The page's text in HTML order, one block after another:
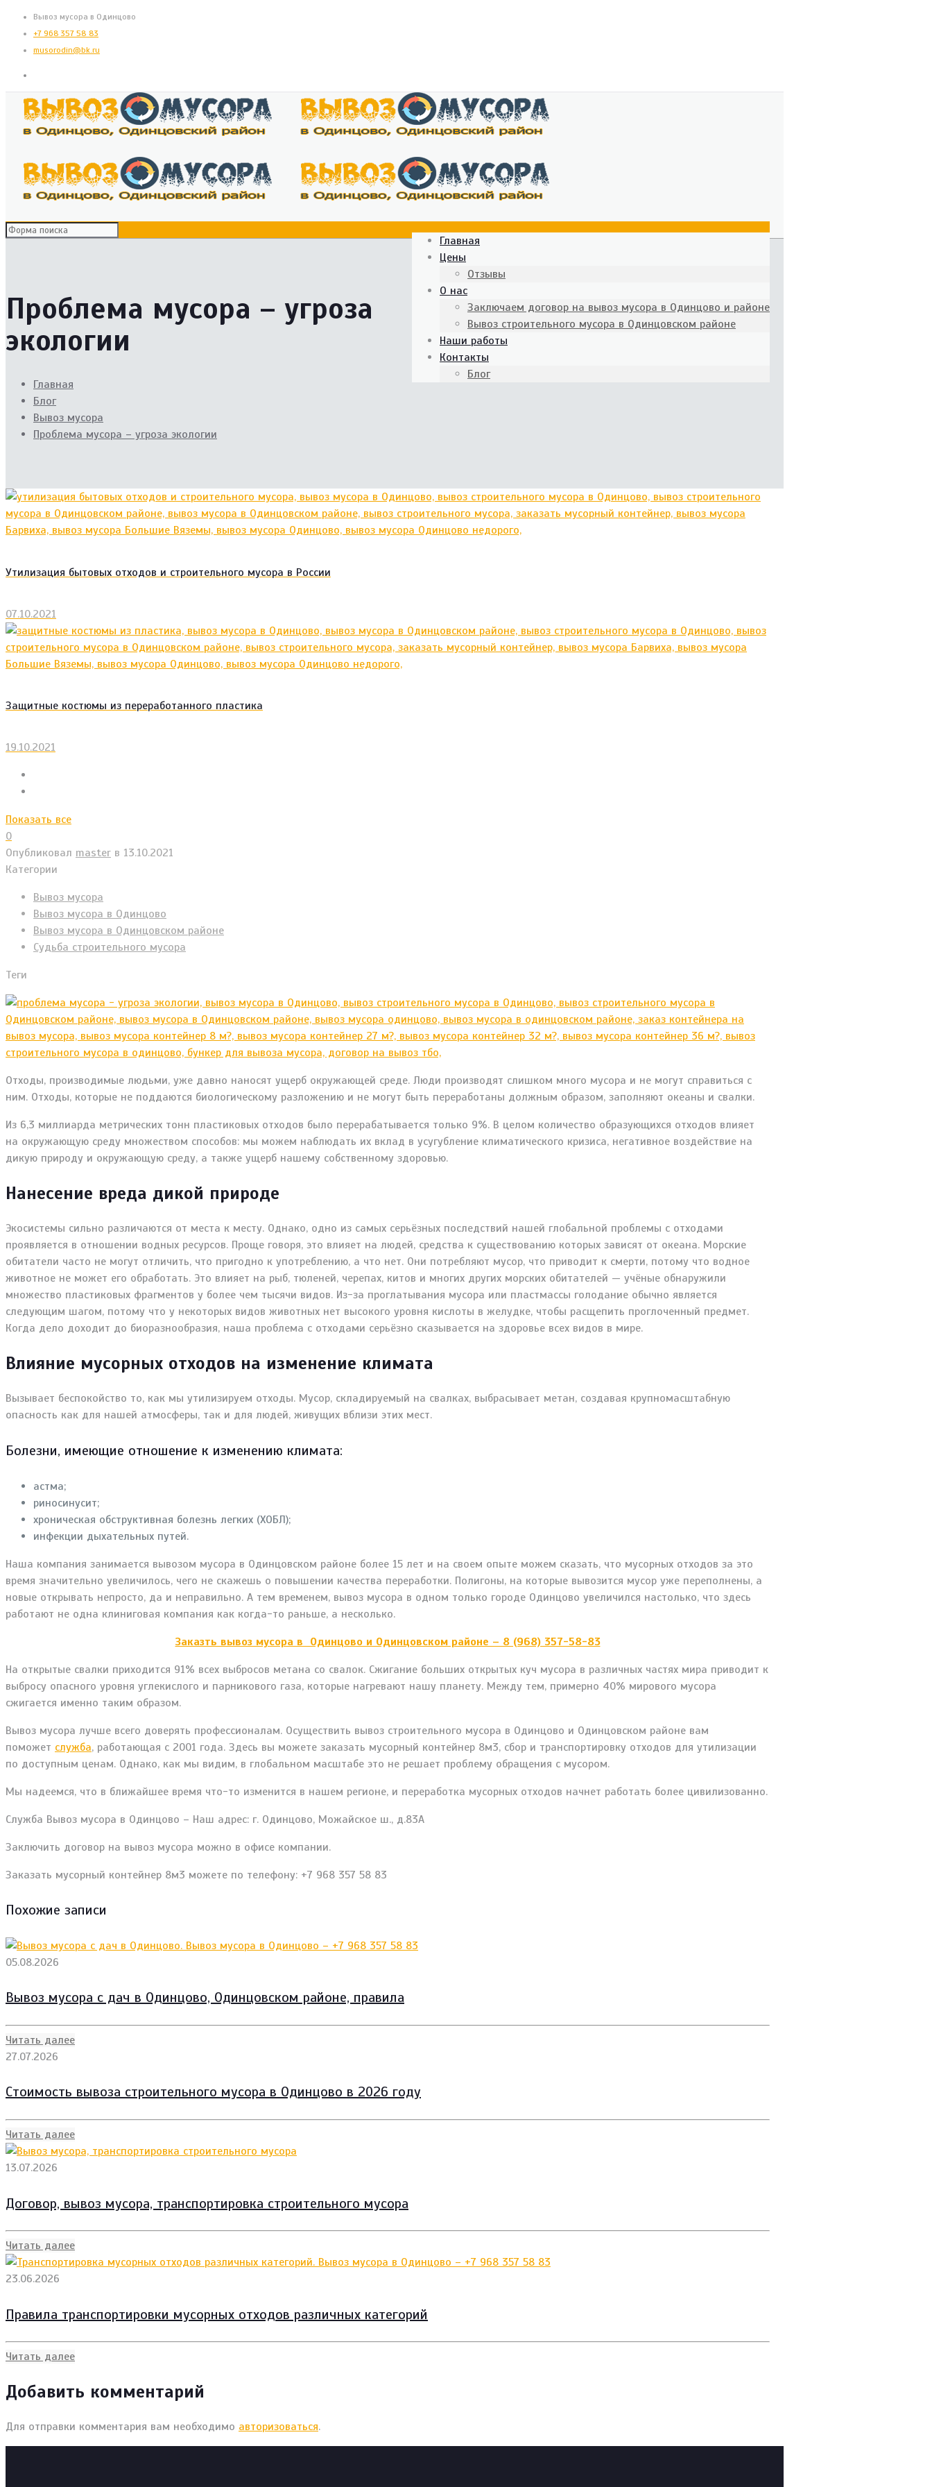
Вывоз мусора в Одинцово
+7 968 357 58 83
musorodin@bk.ru
Главная
Цены
Отзывы
О нас
Заключаем договор на вывоз мусора в Одинцово и районе
Вывоз строительного мусора в Одинцовском районе
Наши работы
Контакты
Блог
Проблема мусора – угроза
экологии
Главная
Блог
Вывоз мусора
Проблема мусора – угроза экологии
Утилизация бытовых отходов и строительного мусора в России
07.10.2021
Защитные костюмы из переработанного пластика
19.10.2021
Показать все
0
Опубликовал master в 13.10.2021
Категории
Вывоз мусора
Вывоз мусора в Одинцово
Вывоз мусора в Одинцовском районе
Судьба строительного мусора
Теги
Отходы, производимые людьми, уже давно наносят ущерб окружающей среде. Люди производят слишком много мусора и не могут справиться с
ним. Отходы, которые не поддаются биологическому разложению и не могут быть переработаны должным образом, заполняют океаны и свалки.
Из 6,3 миллиарда метрических тонн пластиковых отходов было перерабатывается только 9%. В целом количество образующихся отходов влияет
на окружающую среду множеством способов: мы можем наблюдать их вклад в усугубление климатического кризиса, негативное воздействие на
дикую природу и окружающую среду, а также ущерб нашему собственному здоровью.
Нанесение вреда дикой природе
Экосистемы сильно различаются от места к месту. Однако, одно из самых серьёзных последствий нашей глобальной проблемы с отходами
проявляется в отношении водных ресурсов. Проще говоря, это влияет на людей, средства к существованию которых зависят от океана. Морские
обитатели часто не могут отличить, что пригодно к употреблению, а что нет. Они потребляют мусор, что приводит к смерти, потому что водное
животное не может его обработать. Это влияет на рыб, тюленей, черепах, китов и многих других морских обитателей — учёные обнаружили
множество пластиковых фрагментов у более чем тысячи видов. Из-за проглатывания мусора или пластмассы голодание обычно является
следующим шагом, потому что у некоторых видов животных нет высокого уровня кислоты в желудке, чтобы расщепить проглоченный предмет.
Когда дело доходит до биоразнообразия, наша проблема с отходами серьёзно сказывается на здоровье всех видов в мире.
Влияние мусорных отходов на изменение климата
Вызывает беспокойство то, как мы утилизируем отходы. Мусор, складируемый на свалках, выбрасывает метан, создавая крупномасштабную
опасность как для нашей атмосферы, так и для людей, живущих вблизи этих мест.
Болезни, имеющие отношение к изменению климата:
астма;
риносинусит;
хроническая обструктивная болезнь легких (ХОБЛ);
инфекции дыхательных путей.
Наша компания занимается вывозом мусора в Одинцовском районе более 15 лет и на своем опыте можем сказать, что мусорных отходов за это
время значительно увеличилось, чего не скажешь о повышении качества переработки. Полигоны, на которые вывозится мусор уже переполнены, а
новые открывать непросто, да и неправильно. А тем временем, вывоз мусора в одном только городе Одинцово увеличился настолько, что здесь
работают не одна клиниговая компания как когда-то раньше, а несколько.
Заказть вывоз мусора в Одинцово и Одинцовском районе – 8 (968) 357-58-83
На открытые свалки приходится 91% всех выбросов метана со свалок. Сжигание больших открытых куч мусора в различных частях мира приводит к
выбросу опасного уровня углекислого и парникового газа, которые нагревают нашу планету. Между тем, примерно 40% мирового мусора
сжигается именно таким образом.
Вывоз мусора лучше всего доверять профессионалам. Осуществить вывоз строительного мусора в Одинцово и Одинцовском районе вам
поможет служба, работающая с 2001 года. Здесь вы можете заказать мусорный контейнер 8м3, сбор и транспортировку отходов для утилизации
по доступным ценам. Однако, как мы видим, в глобальном масштабе это не решает проблему обращения с мусором.
Мы надеемся, что в ближайшее время что-то изменится в нашем регионе, и переработка мусорных отходов начнет работать более цивилизованно.
Служба Вывоз мусора в Одинцово – Наш адрес: г. Одинцово, Можайское ш., д.83А
Заключить договор на вывоз мусора можно в офисе компании.
Заказать мусорный контейнер 8м3 можете по телефону: +7 968 357 58 83
Похожие записи
05.08.2026
Вывоз мусора с дач в Одинцово, Одинцовском районе, правила
Читать далее
27.07.2026
Стоимость вывоза строительного мусора в Одинцово в 2026 году
Читать далее
13.07.2026
Договор, вывоз мусора, транспортировка строительного мусора
Читать далее
23.06.2026
Правила транспортировки мусорных отходов различных категорий
Читать далее
Добавить комментарий
Для отправки комментария вам необходимо авторизоваться.